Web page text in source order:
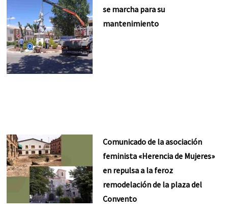
se marcha para su
mantenimiento
Comunicado de la asociación
feminista «Herencia de Mujeres»
en repulsa a la feroz
remodelación de la plaza del
Convento